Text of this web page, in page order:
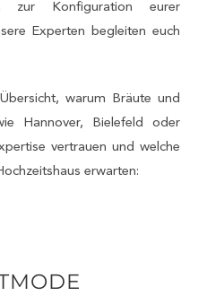
zur Konfiguration eurer
Experten begleiten euch
warum Bräute und
Hannover, Bielefeld oder
vertrauen und welche
erwarten: